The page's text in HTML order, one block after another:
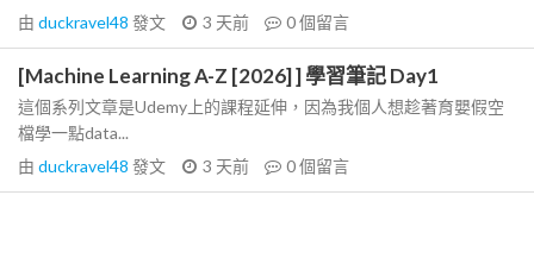
由 duckravel48 發文 3 天前 0個留言
[Machine Learning A-Z [2026] ] 學習筆記 Day1
這個系列文章是Udemy上的課程延伸，因為我個人想趁著育嬰假空
檔學一點data...
由 duckravel48 發文 3 天前 0個留言